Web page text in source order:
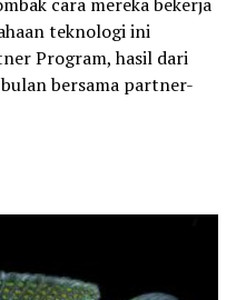
teknologi ini
Program, hasil dari
bersama partner-